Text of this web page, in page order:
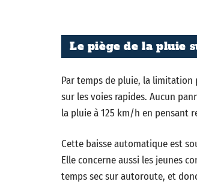
Le piège de la pluie
Par temps de pluie, la
sur les voies rapides. Aucun
la pluie à 125 km/h en pensant
Cette baisse automatique est
Elle concerne aussi les jeunes
temps sec sur autoroute, et